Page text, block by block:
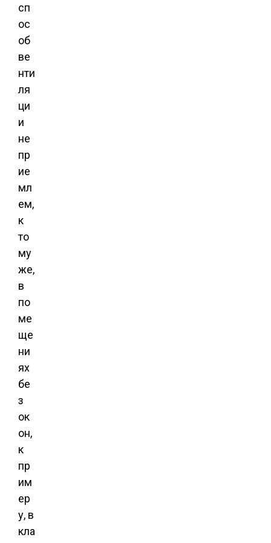
сп
ос
об
ве
нти
ля
ци
и
не
пр
ие
мл
ем,
к
то
му
же,
в
по
ме
ще
ни
ях
бе
з
ок
он,
к
пр
им
ер
у, в
кла